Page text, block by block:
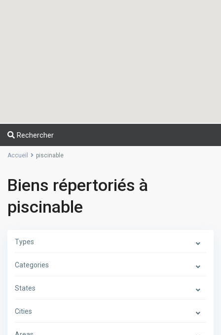
Rechercher
Accueil piscinable
Biens répertoriés à
piscinable
Types
Categories
States
Cities